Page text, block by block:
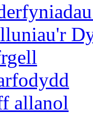
allanol